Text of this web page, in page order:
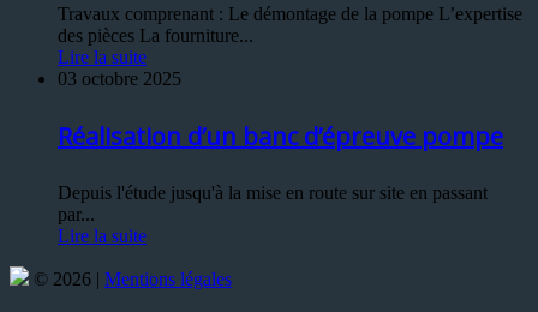
Travaux comprenant : Le démontage de la pompe L’expertise
des pièces La fourniture...
Lire la suite
03 octobre 2025
Réalisation d’un banc d’épreuve pompe
Depuis l'étude jusqu'à la mise en route sur site en passant
par...
Lire la suite
© 2026 | Mentions légales